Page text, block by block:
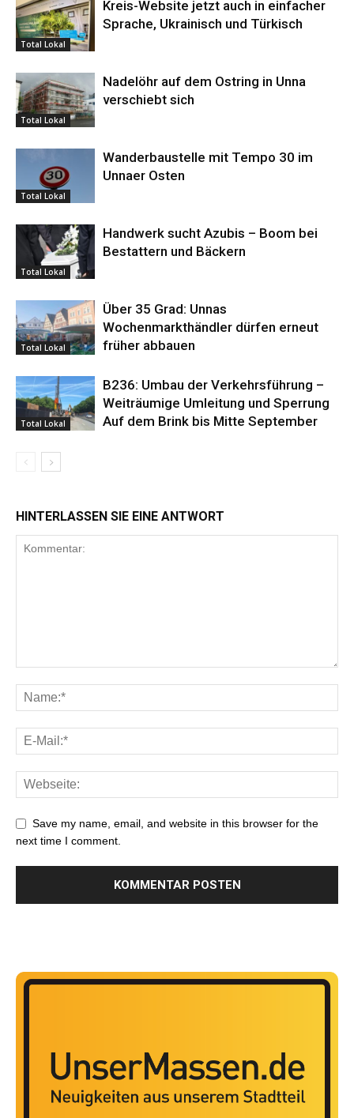
Total Lokal
Kreis-Website jetzt auch in einfacher
Sprache, Ukrainisch und Türkisch
Total Lokal
Nadelöhr auf dem Ostring in Unna
verschiebt sich
Total Lokal
Wanderbaustelle mit Tempo 30 im
Unnaer Osten
Total Lokal
Handwerk sucht Azubis – Boom bei
Bestattern und Bäckern
Total Lokal
Über 35 Grad: Unnas
Wochenmarkthändler dürfen erneut
früher abbauen
Total Lokal
B236: Umbau der Verkehrsführung –
Weiträumige Umleitung und Sperrung
Auf dem Brink bis Mitte September
HINTERLASSEN SIE EINE ANTWORT
Save my name, email, and website in this browser for the
next time I comment.